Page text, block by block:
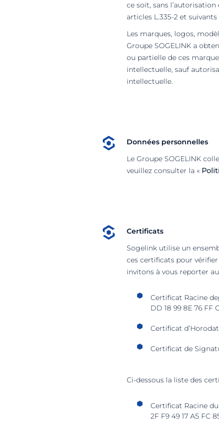
ce soit, sans
articles L.335-2 et
Les marques, logos,
Groupe SOGELINK a
ou partielle de ces
intellectuelle, sauf
intellectuelle.
Données personnelles
Le Groupe SOGELINK
veuillez consulter la «
Certificats
Sogelink utilise un
ces certificats pour
invitons à vous reporter
Certificat Racine
DD 18 99 8E 76 FF
Certificat
Certificat de
Ci-dessous la liste des
Certificat Racine du
2F F9 49 17 A5 FC